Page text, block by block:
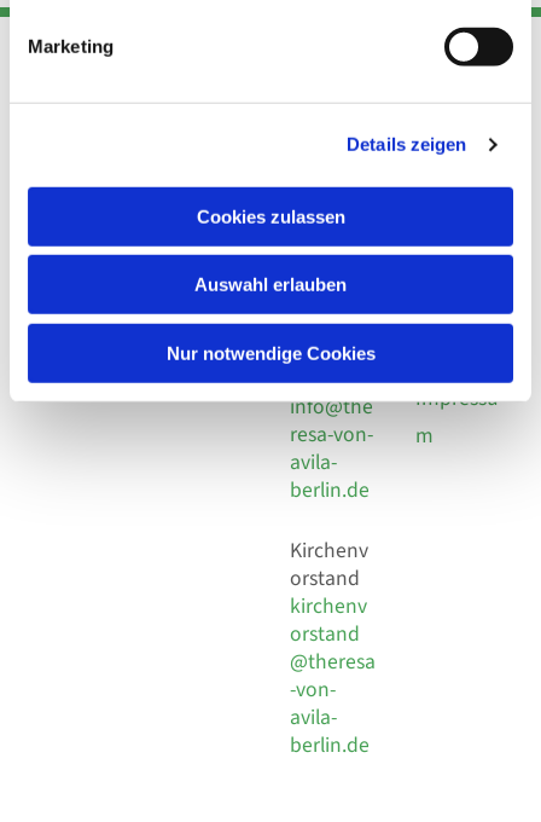
Marketing
Details zeigen
Cookies zulassen
Auswahl erlauben
Nur notwendige Cookies
Adresse
Kirchengemeinde Pfarrei
Hl. Theresa von Avila Berlin
Nordost
Leitender Pfarrer - Norbert
Pomplun
Behaimstr. 39
Kont
Telefon
+49 30
Fax +49
30 924 54
18
E-Mail
info@the
resa-von-
avila-
berlin.de
Kirchenv
orstand
kirchenv
orstand
@theresa
-von-
avila-
berlin.de
Links
Datensch
Social
Impressu
m